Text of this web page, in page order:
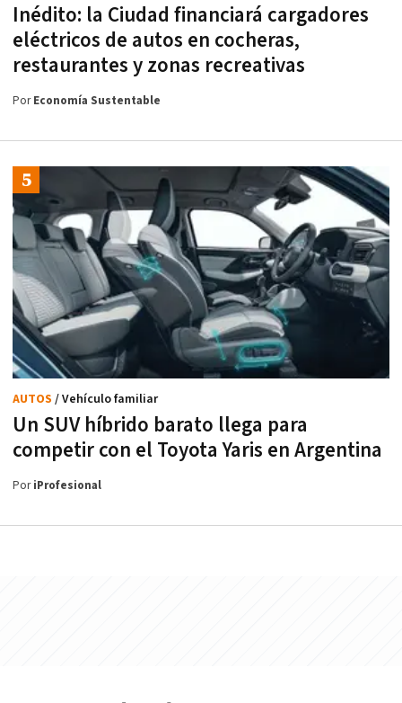
Inédito: la Ciudad financiará cargadores
eléctricos de autos en cocheras,
restaurantes y zonas recreativas
PorEconomía Sustentable
Un SUV híbrido barato llega para
competir con el Toyota Yaris en Argentina
AUTOS / Vehículo familiar
PoriProfesional